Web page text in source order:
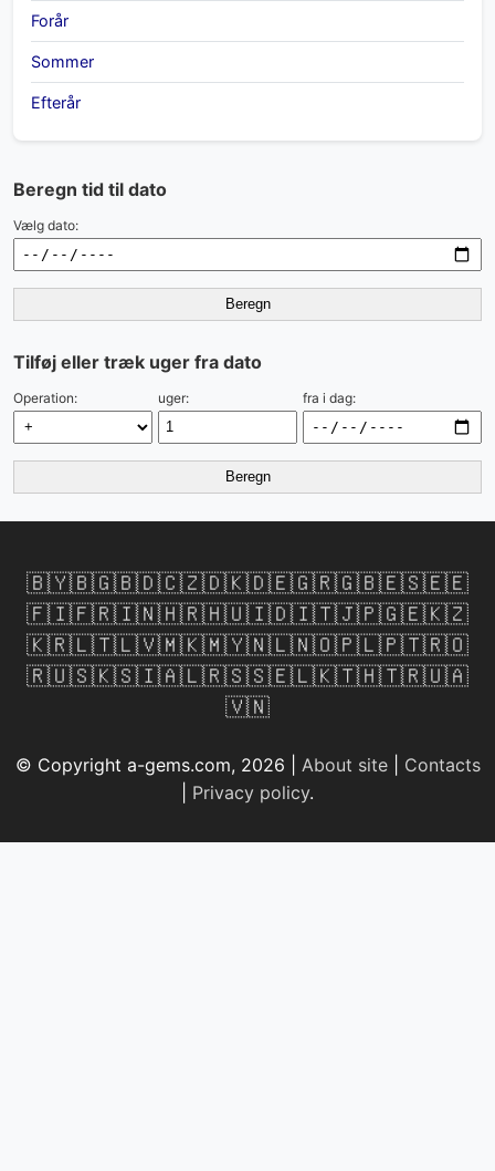
Forår
Sommer
Efterår
Beregn tid til dato
Vælg dato:
Beregn
Tilføj eller træk uger fra dato
Operation: uger: fra i dag:
Beregn
🇧🇾🇧🇬🇧🇩🇨🇿🇩🇰🇩🇪🇬🇷🇬🇧🇪🇸🇪🇪
🇫🇮🇫🇷🇮🇳🇭🇷🇭🇺🇮🇩🇮🇹🇯🇵🇬🇪🇰🇿
🇰🇷🇱🇹🇱🇻🇲🇰🇲🇾🇳🇱🇳🇴🇵🇱🇵🇹🇷🇴
🇷🇺🇸🇰🇸🇮🇦🇱🇷🇸🇸🇪🇱🇰🇹🇭🇹🇷🇺🇦
🇻🇳
© Copyright a-gems.com, 2026 | About site| Contacts
Privacy policy.